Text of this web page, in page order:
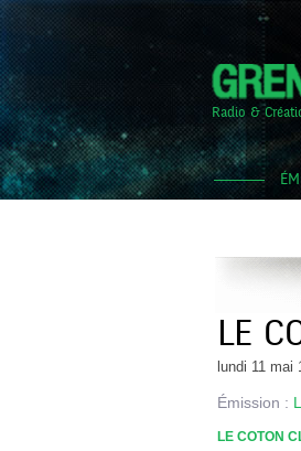
Radio &
LE
lundi 11 mai
Émission :
LE COTON